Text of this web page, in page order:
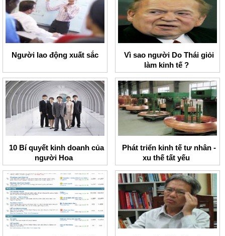
Người lao động xuất sắc
Vì sao người Do Thái giỏi
làm kinh tế ?
10 Bí quyết kinh doanh của
người Hoa
Phát triển kinh tế tư nhân -
xu thế tất yếu